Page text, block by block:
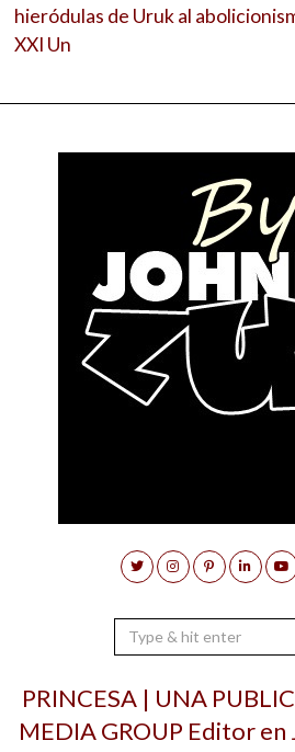
hieródulas de Uruk al
XXI Un
PRINCESA | UNA
MEDIA GROUP Editor